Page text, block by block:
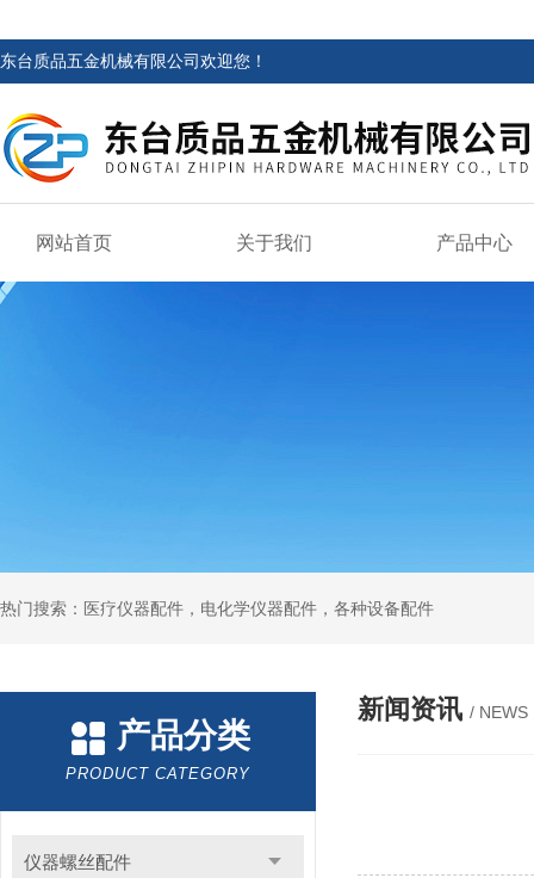
东台质品五金机械有限公司欢迎您！
网站首页 关于我们 产品中心
热门搜索：医疗仪器配件，电化学仪器配件，各种设备配件
产品分类
PRODUCT CATEGORY
仪器螺丝配件
新闻资讯 / NEWS